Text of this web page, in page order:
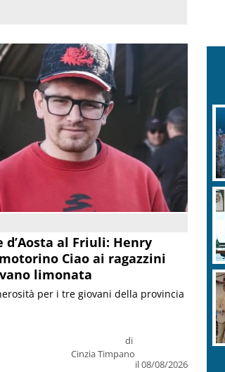
d’Aosta al Friuli: Henry
Ciao ai ragazzini
limonata
di
Cinzia Timpano
il 08/08/2026
per i tre giovani della provincia